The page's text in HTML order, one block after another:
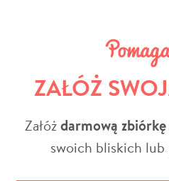
ZAŁÓŻ
Załóżdarmową zbiórkę
swoich bliskich